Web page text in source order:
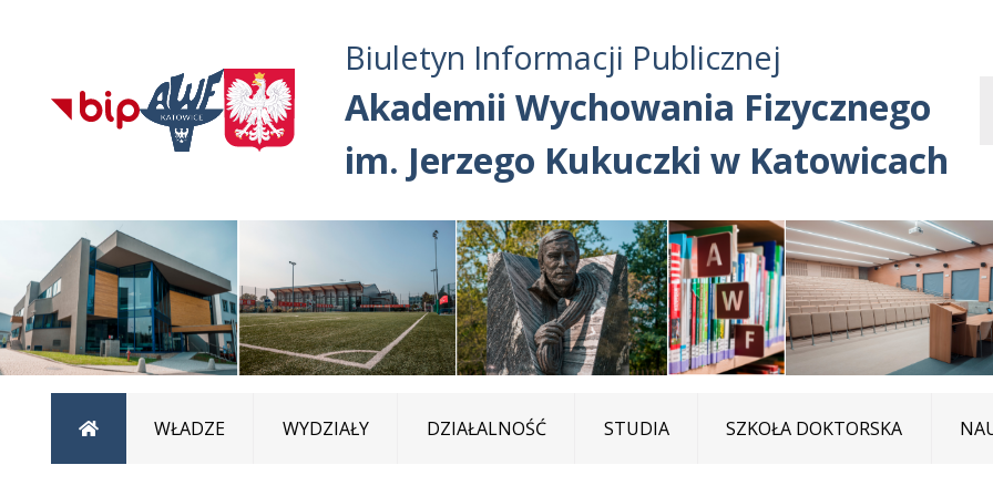
Przejdź do
głównego menu
Przejdź do treści
Przejdź do mapy
serwisu
Biuletyn Informacji Publicznej
Akademii Wychowania Fizycznego
im. Jerzego Kukuczki w Katowicach
Strona główna
WŁADZE WYDZIAŁY DZIAŁALNOŚĆ STUDIA SZKOŁA DOKTORSKA